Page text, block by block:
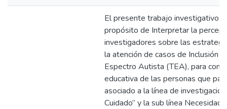
El presente trabajo investigativo
propósito de Interpretar la
investigadores sobre las
la atención de casos de Inclusión
Espectro Autista (TEA), para
educativa de las personas que
asociado a la línea de
Cuidado” y la sub línea